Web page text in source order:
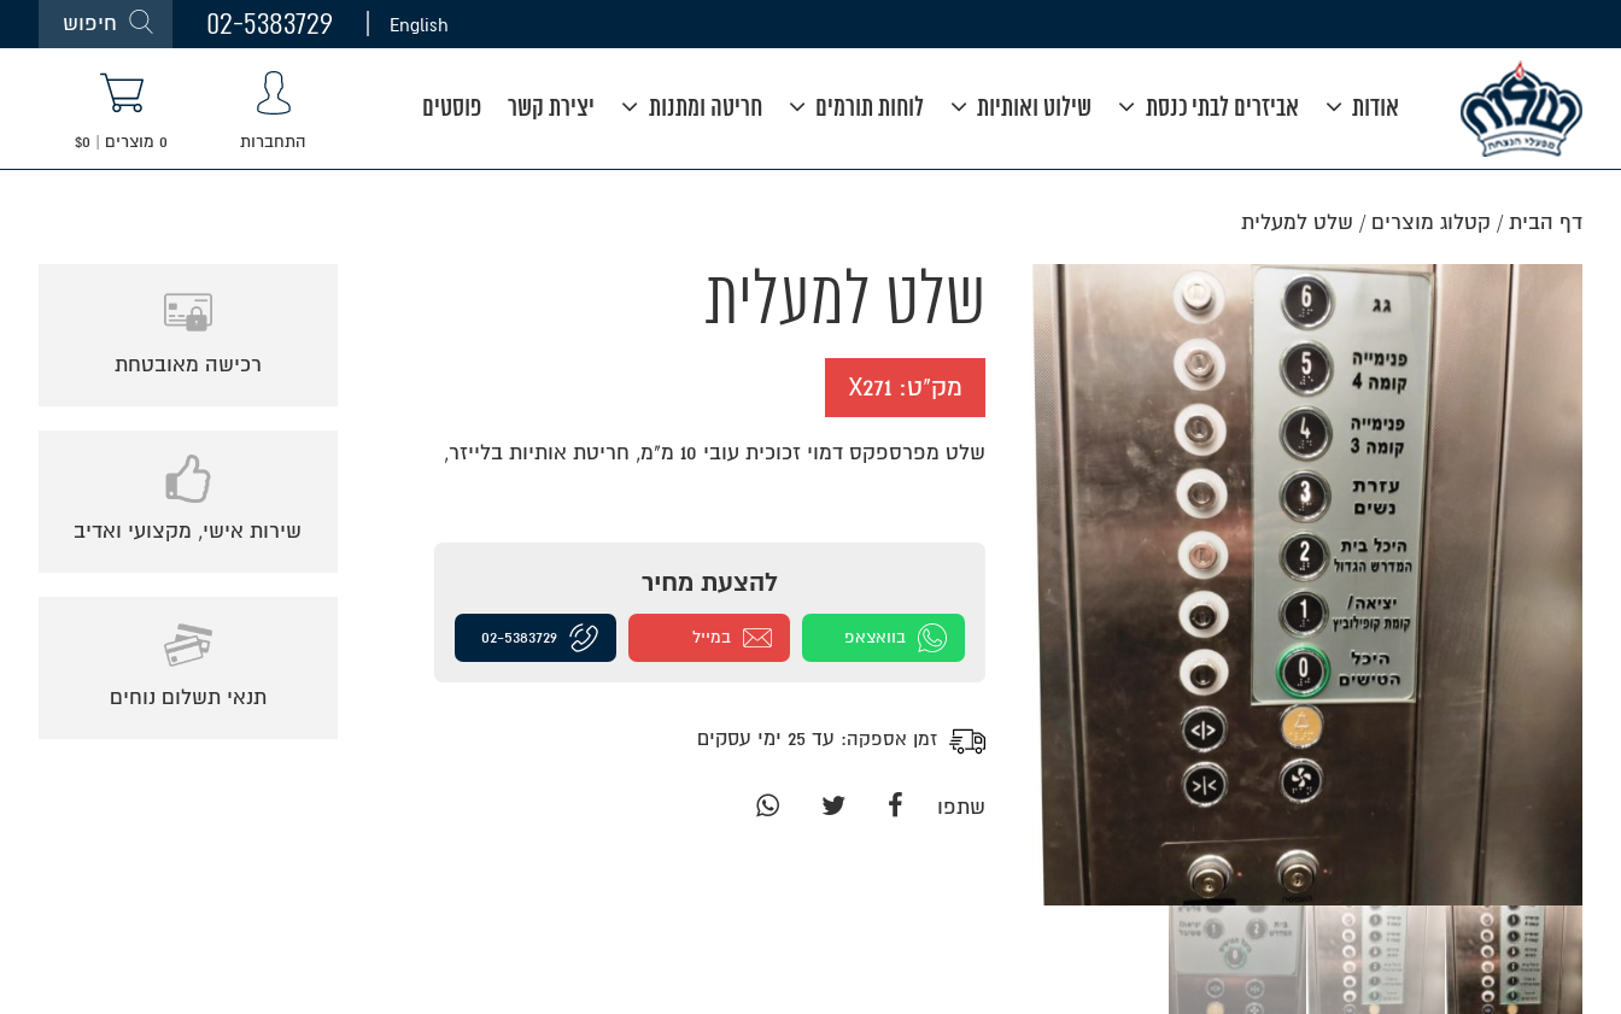
English
02-5383729 חיפוש
אודות אביזרים לבתי כנסת שילוט ואותיות לוחות תורמים חריטה ומתנות יצירת קשר פוסטים
התחברות 0 מוצרים |
$0
דף הבית/ קטלוג מוצרים / שלט למעלית
שלט למעלית
מק"ט:X271
שלט מפרספקס דמוי זכוכית עובי 10 מ"מ, חריטת אותיות בלייזר,
להצעת מחיר
בוואצאפ במייל 02-5383729
זמן אספקה: עד 25 ימי עסקים
שתפו
רכישה מאובטחת
שירות אישי, מקצועי ואדיב
תנאי תשלום נוחים